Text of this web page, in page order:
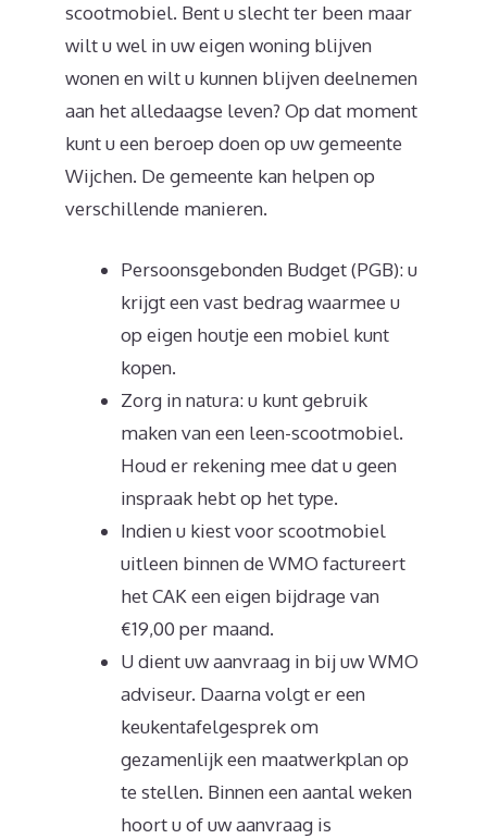
scootmobiel. Bent u slecht ter been maar
wilt u wel in uw eigen woning blijven
wonen en wilt u kunnen blijven deelnemen
aan het alledaagse leven? Op dat moment
kunt u een beroep doen op uw gemeente
Wijchen. De gemeente kan helpen op
verschillende manieren.
Persoonsgebonden Budget (PGB): u
krijgt een vast bedrag waarmee u
op eigen houtje een mobiel kunt
kopen.
Zorg in natura: u kunt gebruik
maken van een leen-scootmobiel.
Houd er rekening mee dat u geen
inspraak hebt op het type.
Indien u kiest voor scootmobiel
uitleen binnen de WMO factureert
het CAK een eigen bijdrage van
€19,00 per maand.
U dient uw aanvraag in bij uw WMO
adviseur. Daarna volgt er een
keukentafelgesprek om
gezamenlijk een maatwerkplan op
te stellen. Binnen een aantal weken
hoort u of uw aanvraag is